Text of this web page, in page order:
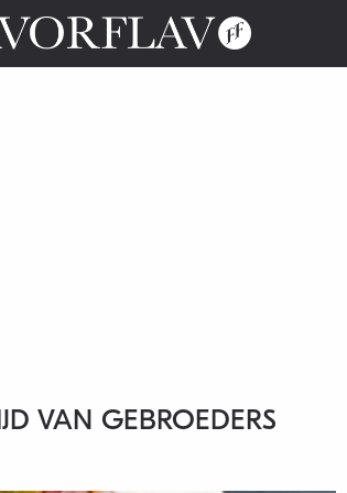
VAN GEBROEDERS